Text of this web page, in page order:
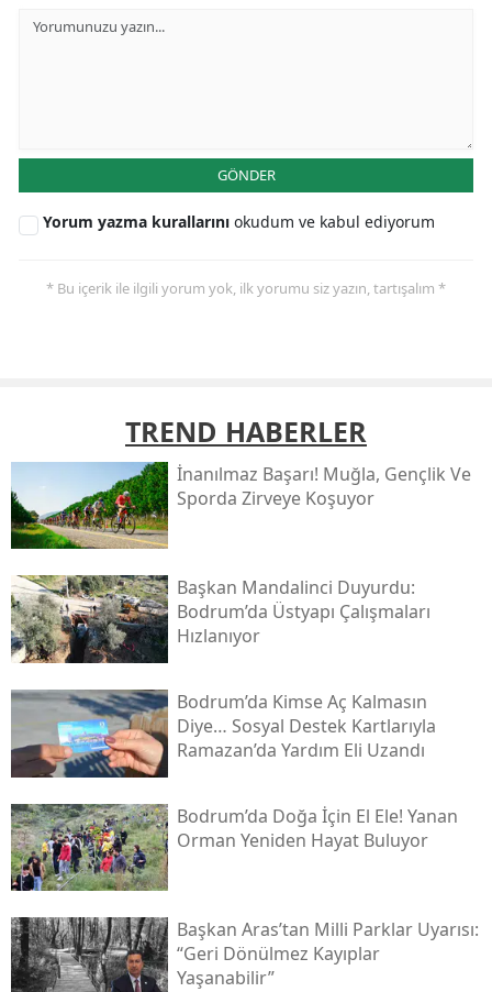
GÖNDER
Yorum yazma kurallarını okudum ve kabul ediyorum
* Bu içerik ile ilgili yorum yok, ilk yorumu siz yazın, tartışalım *
TREND HABERLER
İnanılmaz Başarı! Muğla, Gençlik Ve
Sporda Zirveye Koşuyor
Başkan Mandalinci Duyurdu:
Bodrum’da Üstyapı Çalışmaları
Hızlanıyor
Bodrum’da Kimse Aç Kalmasın
Diye… Sosyal Destek Kartlarıyla
Ramazan’da Yardım Eli Uzandı
Bodrum’da Doğa İçin El Ele! Yanan
Orman Yeniden Hayat Buluyor
Başkan Aras’tan Milli Parklar Uyarısı:
“geri Dönülmez Kayıplar
Yaşanabilir”